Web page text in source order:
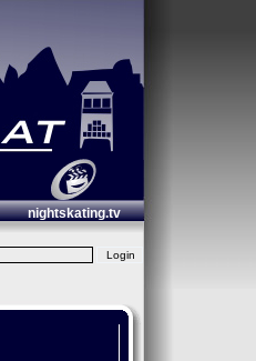
nightskating.tv